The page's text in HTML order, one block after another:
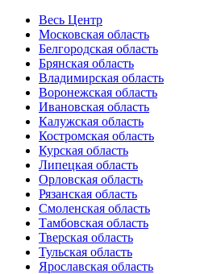
Весь Центр
Московская область
Белгородская область
Брянская область
Владимирская область
Воронежская область
Ивановская область
Калужская область
Костромская область
Курская область
Липецкая область
Орловская область
Рязанская область
Смоленская область
Тамбовская область
Тверская область
Тульская область
Ярославская область